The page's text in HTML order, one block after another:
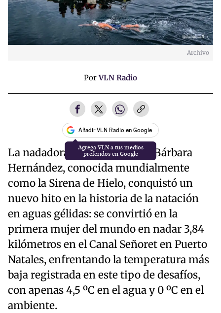
Archivo
PorVLN Radio
Añadir VLN Radio en Google
La nadadora extrema chilena Bárbara
Hernández, conocida mundialmente
como la Sirena de Hielo, conquistó un
nuevo hito en la historia de la natación
en aguas gélidas: se convirtió en la
primera mujer del mundo en nadar 3,84
kilómetros en el Canal Señoret en Puerto
Natales, enfrentando la temperatura más
baja registrada en este tipo de desafíos,
con apenas 4,5 ºC en el agua y 0 ºC en el
ambiente.